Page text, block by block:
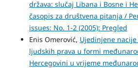
država: slučaj Libana i Bosne i
časopis za društvena pitanja /
issues: No. 1-2 (2005): Pregled
Enis Omerović, Ujedinjene
ljudskih prava u formi
Hercegovini u vrijeme